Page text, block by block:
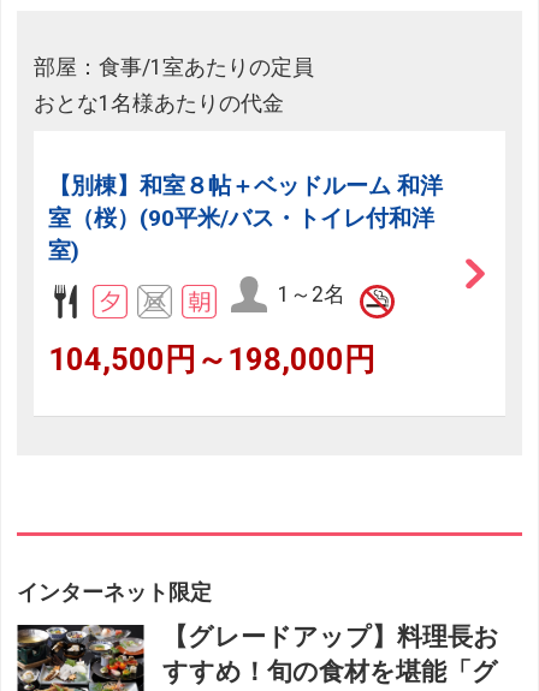
部屋：食事/1室あたりの定員
おとな1名様あたりの代金
【別棟】和室８帖＋ベッドルーム 和洋
室（桜）(90平米/バス・トイレ付和洋
室)
1～2名
104,500円～198,000円
インターネット限定
【グレードアップ】料理長お
すすめ！旬の食材を堪能「グ